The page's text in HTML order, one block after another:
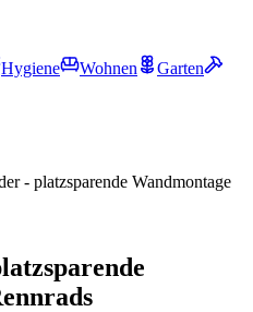
Hygiene Wohnen
Garten
- platzsparende Wandmontage